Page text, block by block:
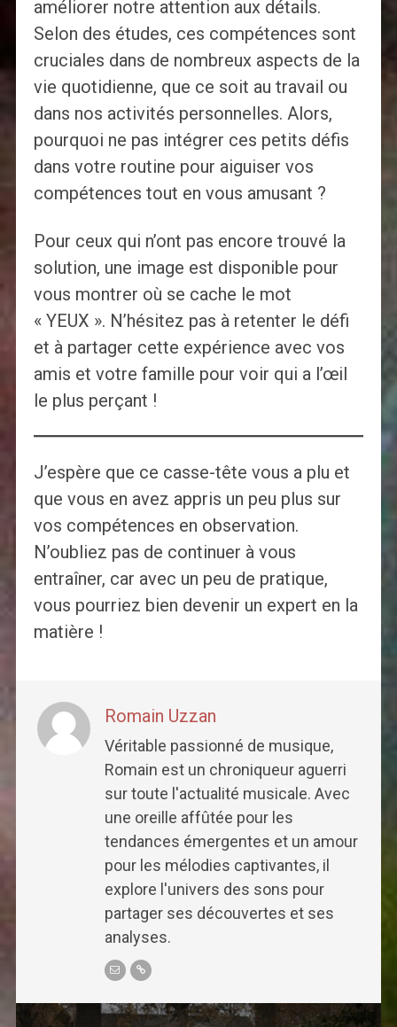
améliorer notre attention aux détails.
Selon des études, ces compétences sont
cruciales dans de nombreux aspects de la
vie quotidienne, que ce soit au travail ou
dans nos activités personnelles. Alors,
pourquoi ne pas intégrer ces petits défis
dans votre routine pour aiguiser vos
compétences tout en vous amusant ?
Pour ceux qui n’ont pas encore trouvé la
solution, une image est disponible pour
vous montrer où se cache le mot
« YEUX ». N’hésitez pas à retenter le défi
et à partager cette expérience avec vos
amis et votre famille pour voir qui a l’œil
le plus perçant !
J’espère que ce casse-tête vous a plu et
que vous en avez appris un peu plus sur
vos compétences en observation.
N’oubliez pas de continuer à vous
entraîner, car avec un peu de pratique,
vous pourriez bien devenir un expert en la
matière !
Romain Uzzan
Véritable passionné de musique,
Romain est un chroniqueur aguerri
sur toute l'actualité musicale. Avec
une oreille affûtée pour les
tendances émergentes et un amour
pour les mélodies captivantes, il
explore l'univers des sons pour
partager ses découvertes et ses
analyses.
Post